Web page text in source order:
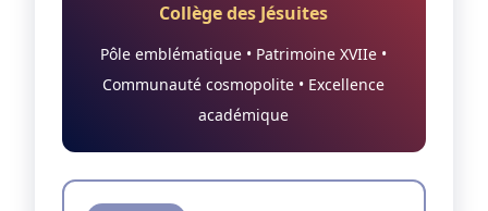
Collège des Jésuites
Pôle emblématique • Patrimoine XVIIe •
Communauté cosmopolite • Excellence
académique